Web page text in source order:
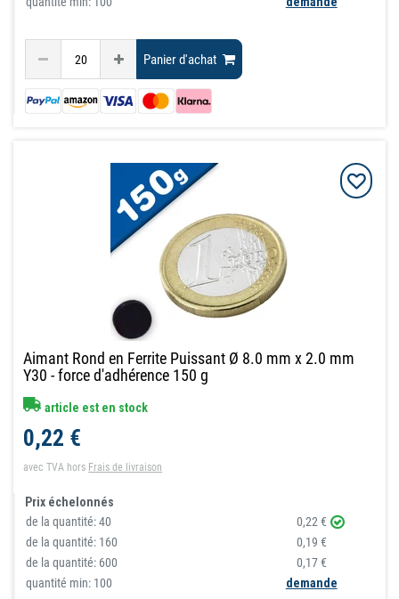
Panier d'achat
Aimant Rond en Ferrite Puissant Ø 8.0 mm x 2.0 mm
Y30 - force d'adhérence 150 g
article est en stock
0,22 €
avec TVA hors Frais de livraison
Prix échelonnés
de la quantité:40
0,22 €
de la quantité: 160
0,19 €
de la quantité: 600
0,17 €
quantité min: 100
demande